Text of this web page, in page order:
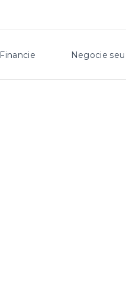
Financie Negocie